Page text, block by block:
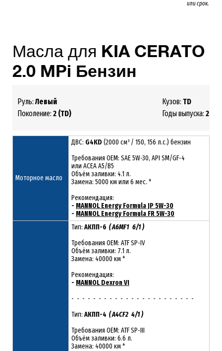
или срок.
Масла для KIA CERATO
2.0 MPi Бензин
Руль:Левый
Поколение: 2 (TD)
Кузов: TD
Годы выпуска:
Моторное масло
ДВС: G4KD (2000 см³ / 150, 156 л.с.) бензин
Требования ОЕМ: SAE 5W-30, API SM/GF-4
или ACEA A5/B5
Объём заливки: 4.1 л.
Замена: 5000 км или 6 мес. *
Рекомендация:
- MANNOL Energy Formula JP 5W-30
- MANNOL Energy Formula FR 5W-30
Тип: АКПП-6 ( A6MF1 6/1 )
Требования OEM: ATF SP-IV
Объём заливки: 7.1 л.
Замена: 40000 км *
Рекомендация:
- MANNOL Dexron VI
- - - - - - - - - - - - - - - - - - - - - - -
Тип: АКПП-4 ( A4CF2 4/1 )
Требования OEM: ATF SP-III
Объём заливки: 6.6 л.
Замена: 40000 км *